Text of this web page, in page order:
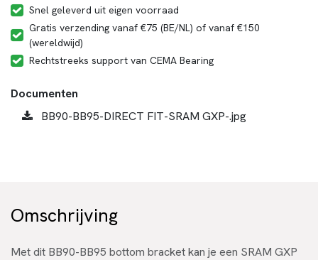
Snel geleverd uit eigen voorraad
Gratis verzending vanaf €75 (BE/NL) of vanaf €150
(wereldwijd)
Rechtstreeks support van CEMA Bearing
Documenten
BB90-BB95-DIRECT FIT-SRAM GXP-.jpg
Omschrijving
Met dit BB90-BB95 bottom bracket kan je een SRAM GXP